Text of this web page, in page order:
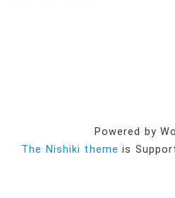
Powered by
The Nishiki theme is